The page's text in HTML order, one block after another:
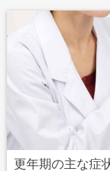
更年期の主な症